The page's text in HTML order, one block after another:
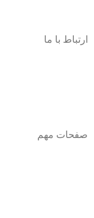
ارتباط با ما
صفحات مهم